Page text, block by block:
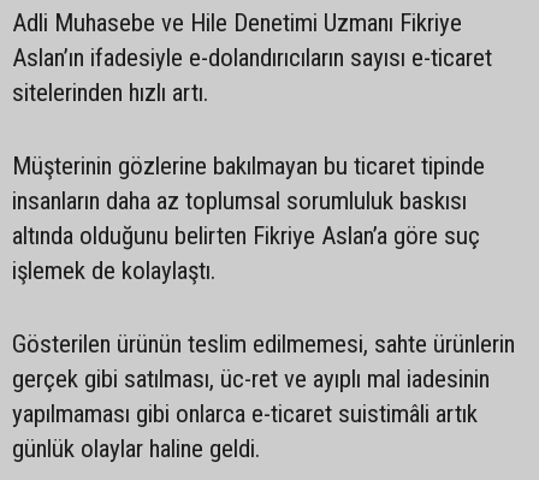
Adli Muhasebe ve Hile Denetimi Uzmanı Fikriye
Aslan’ın ifadesiyle e-dolandırıcıların sayısı e-ticaret
sitelerinden hızlı artı.
Müşterinin gözlerine bakılmayan bu ticaret tipinde
insanların daha az toplumsal sorumluluk baskısı
altında olduğunu belirten Fikriye Aslan’a göre suç
işlemek de kolaylaştı.
Gösterilen ürünün teslim edilmemesi, sahte ürünlerin
gerçek gibi satılması, üc-ret ve ayıplı mal iadesinin
yapılmaması gibi onlarca e-ticaret suistimâli artık
günlük olaylar haline geldi.